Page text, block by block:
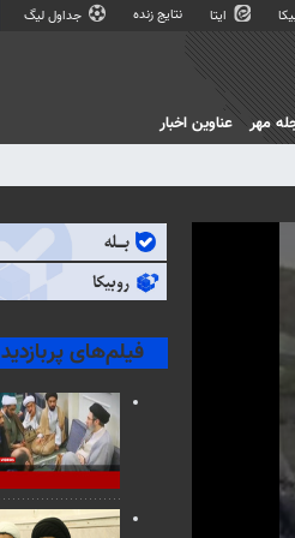
ایتا نتایج زنده جداول لیگ
مهر عناوین اخبار
فیلم‌های پربازدید